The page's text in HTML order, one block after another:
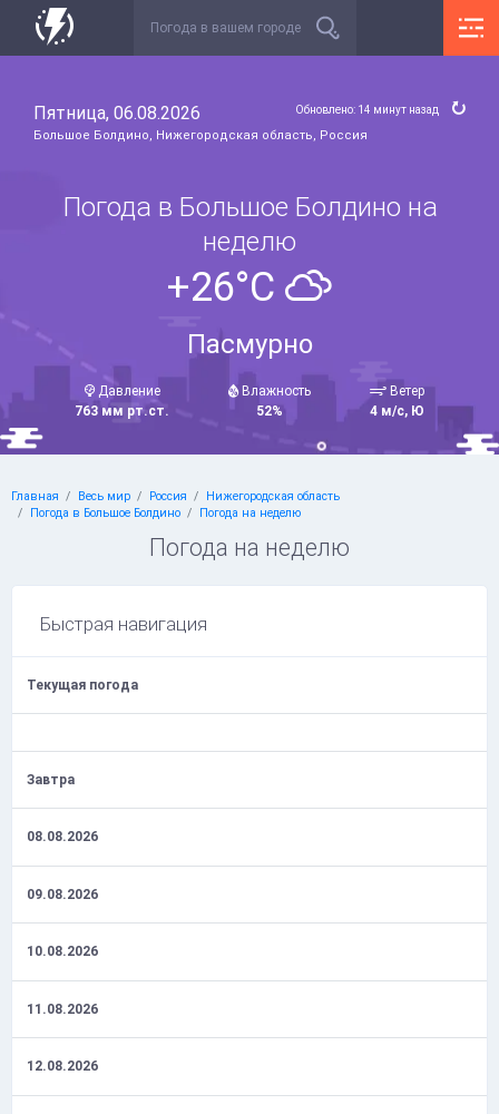
Пятница, 06.08.2026
Большое Болдино, Нижегородская область, Россия
Обновлено: 14 минут назад
Погода в Большое Болдино на
неделю
+26°C
Пасмурно
Давление
763 мм рт.ст.
Влажность
52%
Ветер
4 м/с, Ю
Главная Весь мир Россия
Нижегородская область
Погода в Большое Болдино
Погода на неделю
Погода на неделю
Быстрая навигация
Текущая погода
Завтра
08.08.2026
09.08.2026
10.08.2026
11.08.2026
12.08.2026